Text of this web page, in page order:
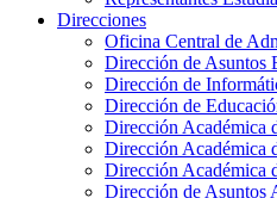
Direcciones
Oficina Central de
Dirección de Asuntos
Dirección de
Dirección de
Dirección Académica
Dirección Académica
Dirección Académica
Dirección de Asuntos